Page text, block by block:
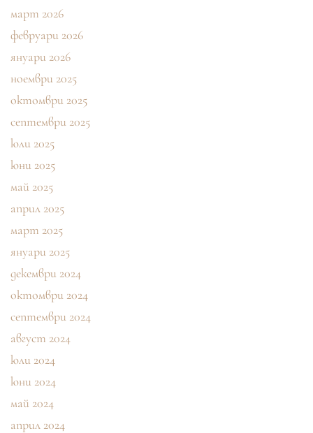
март 2026
февруари 2026
януари 2026
ноември 2025
октомври 2025
септември 2025
юли 2025
юни 2025
май 2025
април 2025
март 2025
януари 2025
декември 2024
октомври 2024
септември 2024
август 2024
юли 2024
юни 2024
май 2024
април 2024